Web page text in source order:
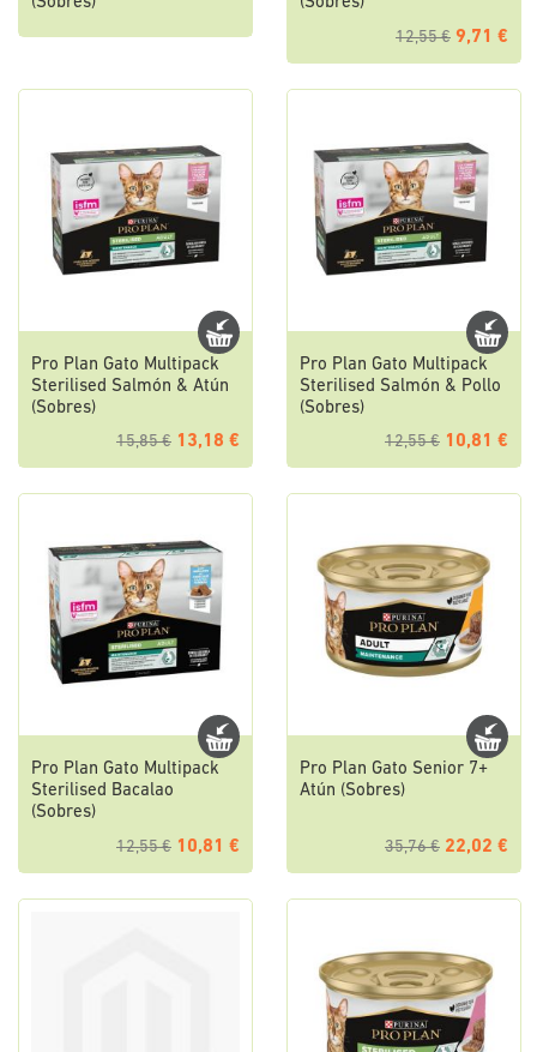
12,55 € 9,71 €
Pro Plan Gato Multipack
Sterilised Salmón & Atún
(Sobres)
15,85 € 13,18 €
Pro Plan Gato Multipack
Sterilised Salmón & Pollo
(Sobres)
12,55 € 10,81 €
Pro Plan Gato Multipack
Sterilised Bacalao
(Sobres)
12,55 € 10,81 €
Pro Plan Gato Senior 7+
Atún (Sobres)
35,76 € 22,02 €